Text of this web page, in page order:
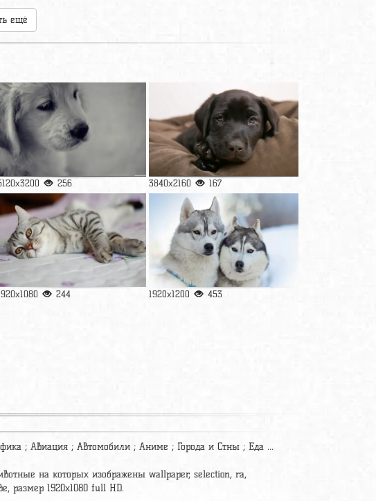
ещё
256 3840x2160 167
244 1920x1200 453
; Авиация ; Автомобили ; Аниме ; Города и Стны ; Еда ...
на которых изображены wallpaper, selection, ra,
размер 1920х1080 full HD.